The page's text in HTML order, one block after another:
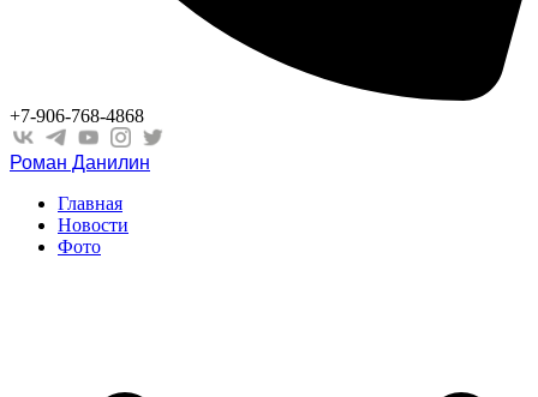
+7-906-768-4868
Роман Данилин
Главная
Новости
Фото